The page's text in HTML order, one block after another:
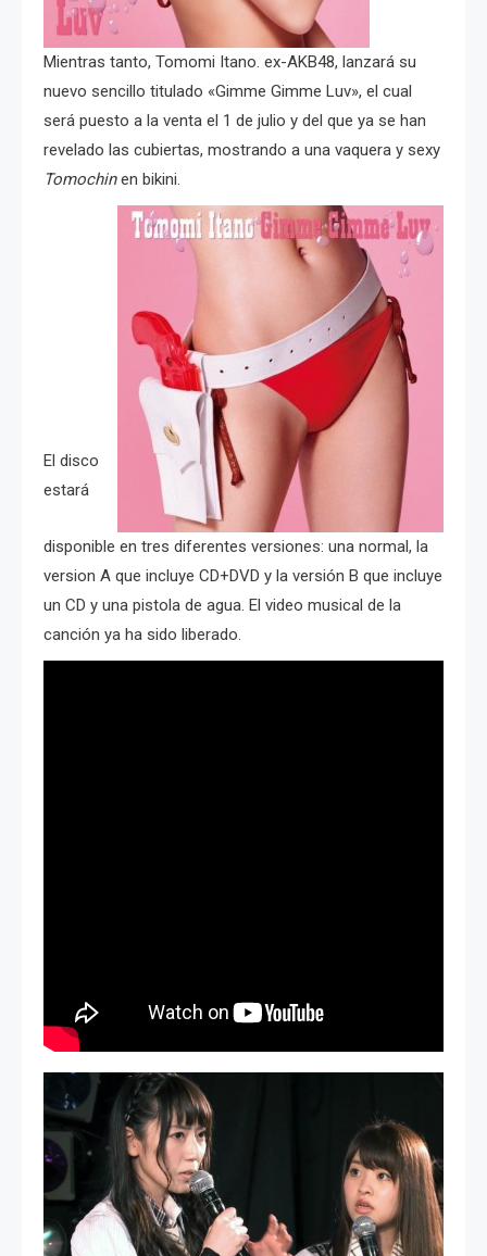
Mientras tanto, Tomomi Itano. ex-AKB48, lanzará su
nuevo sencillo titulado «Gimme Gimme Luv», el cual
será puesto a la venta el 1 de julio y del que ya se han
revelado las cubiertas, mostrando a una vaquera y sexy
Tomochinen bikini.
El disco
estará
disponible en tres diferentes versiones: una normal, la
version A que incluye CD+DVD y la versión B que incluye
un CD y una pistola de agua. El video musical de la
canción ya ha sido liberado.